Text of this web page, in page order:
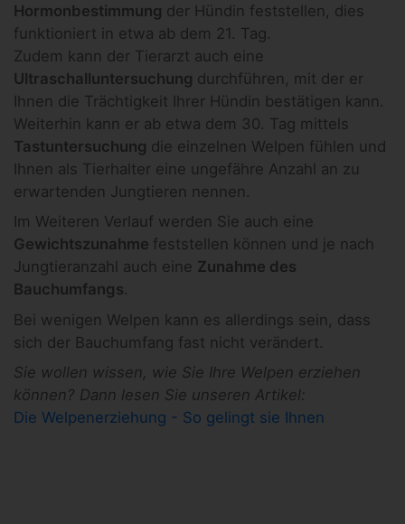
Hormonbestimmung der Hündin feststellen, dies
funktioniert in etwa ab dem 21. Tag.
Zudem kann der Tierarzt auch eine
Ultraschalluntersuchung durchführen, mit der er
Ihnen die Trächtigkeit Ihrer Hündin bestätigen kann.
Weiterhin kann er ab etwa dem 30. Tag mittels
Tastuntersuchung die einzelnen Welpen fühlen und
Ihnen als Tierhalter eine ungefähre Anzahl an zu
erwartenden Jungtieren nennen.
Im Weiteren Verlauf werden Sie auch eine
Gewichtszunahme feststellen können und je nach
Jungtieranzahl auch eine Zunahme des
Bauchumfangs.
Bei wenigen Welpen kann es allerdings sein, dass
sich der Bauchumfang fast nicht verändert.
Sie wollen wissen, wie Sie Ihre Welpen erziehen
können? Dann lesen Sie unseren Artikel:
Die Welpenerziehung - So gelingt sie Ihnen